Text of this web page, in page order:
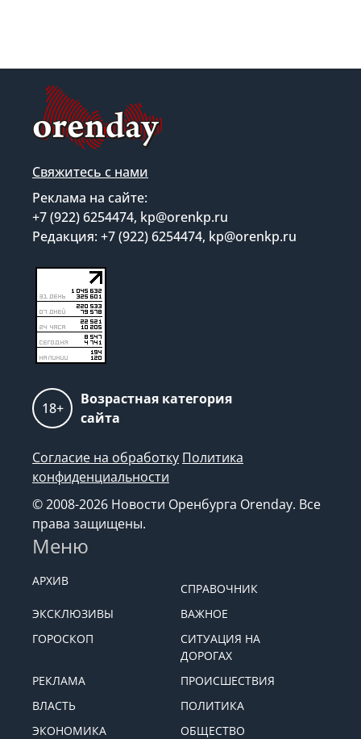
Свяжитесь с нами
Реклама на сайте:
+7 (922) 6254474, kp@orenkp.ru
Редакция: +7 (922) 6254474, kp@orenkp.ru
18+
Возрастная категория
сайта
Согласие на обработку Политика
конфиденциальности
© 2008-2026 Новости Оренбурга Orenday. Все
права защищены.
Меню
АРХИВ
СПРАВОЧНИК
ЭКСКЛЮЗИВЫ
ВАЖНОЕ
ГОРОСКОП
СИТУАЦИЯ НА
ДОРОГАХ
РЕКЛАМА
ПРОИСШЕСТВИЯ
ВЛАСТЬ
ПОЛИТИКА
ЭКОНОМИКА
ОБЩЕСТВО